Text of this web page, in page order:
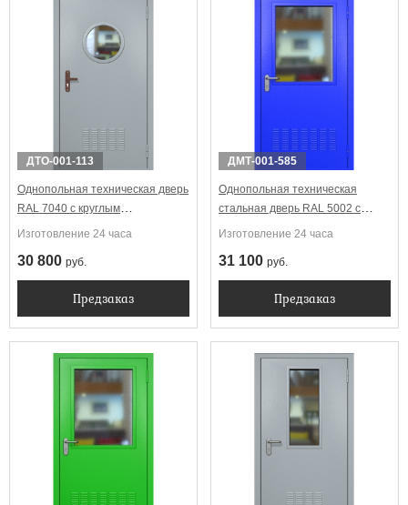
ДТО-001-113
Однопольная техническая дверь
RAL 7040 с круглым
стеклопакетом (вентиляция)
Изготовление 24 часа
30 800 руб.
Предзаказ
ДМТ-001-585
Однопольная техническая
стальная дверь RAL 5002 с
широким стеклопакетом
Изготовление 24 часа
31 100 руб.
Предзаказ